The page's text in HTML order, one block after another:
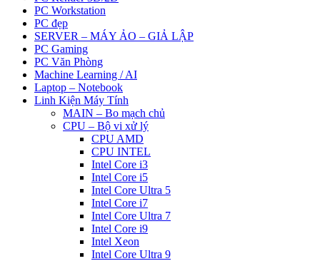
PC Workstation
PC đẹp
SERVER – MÁY ẢO – GIẢ LẬP
PC Gaming
PC Văn Phòng
Machine Learning / AI
Laptop – Notebook
Linh Kiện Máy Tính
MAIN – Bo mạch chủ
CPU – Bộ vi xử lý
CPU AMD
CPU INTEL
Intel Core i3
Intel Core i5
Intel Core Ultra 5
Intel Core i7
Intel Core Ultra 7
Intel Core i9
Intel Xeon
Intel Core Ultra 9